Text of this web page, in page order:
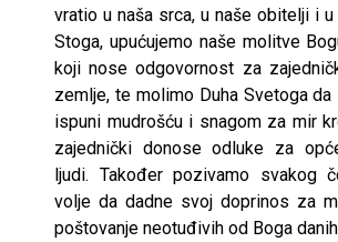
vratio u naša srca, u naše obitelji i u
Stoga, upućujemo naše molitve
koji nose odgovornost za
zemlje, te molimo Duha Svetoga
ispuni mudrošću i snagom za mir
zajednički donose odluke za
ljudi. Također pozivamo svakog
volje da dadne svoj doprinos za
poštovanje neotuđivih od Boga